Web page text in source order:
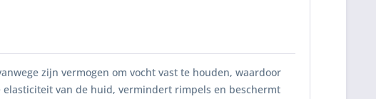
zijn vermogen om vocht vast te houden, waardoor
van de huid, vermindert rimpels en beschermt